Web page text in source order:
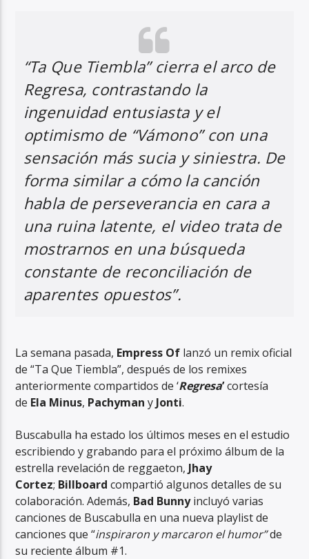
“Ta Que Tiembla” cierra el arco de
Regresa, contrastando la
ingenuidad entusiasta y el
optimismo de “Vámono” con una
sensación más sucia y siniestra. De
forma similar a cómo la canción
habla de perseverancia en cara a
una ruina latente, el video trata de
mostrarnos en una búsqueda
constante de reconciliación de
aparentes opuestos”.
La semana pasada, Empress Of lanzó un remix oficial
de “Ta Que Tiembla”, después de los remixes
anteriormente compartidos de ‘Regresa’cortesía
de Ela Minus, Pachyman y Jonti.
Buscabulla ha estado los últimos meses en el estudio
escribiendo y grabando para el próximo álbum de la
estrella revelación de reggaeton, Jhay
Cortez; Billboard compartió algunos detalles de su
colaboración. Además, Bad Bunnyincluyó varias
canciones de Buscabulla en una nueva playlist de
canciones que “inspiraron y marcaron el humor”de
su reciente álbum #1.